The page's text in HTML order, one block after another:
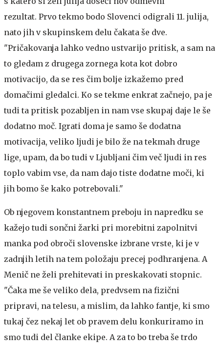
rezultat. Prvo tekmo bodo Slovenci odigrali 11. julija,
nato jih v skupinskem delu čakata še dve.
"Pričakovanja lahko vedno ustvarijo pritisk, a sam na
to gledam z drugega zornega kota kot dobro
motivacijo, da se res čim bolje izkažemo pred
domačimi gledalci. Ko se tekme enkrat začnejo, pa je
tudi ta pritisk pozabljen in nam vse skupaj daje le še
dodatno moč. Igrati doma je samo še dodatna
motivacija, veliko ljudi je bilo že na tekmah druge
lige, upam, da bo tudi v Ljubljani čim več ljudi in res
toplo vabim vse, da nam dajo tiste dodatne moči, ki
jih bomo še kako potrebovali."
Ob njegovem konstantnem preboju in napredku se
kažejo tudi sončni žarki pri morebitni zapolnitvi
manka pod obroči slovenske izbrane vrste, ki je v
zadnjih letih na tem položaju precej podhranjena. A
Menič ne želi prehitevati in preskakovati stopnic.
"Čaka me še veliko dela, predvsem na fizični
pripravi, na telesu, a mislim, da lahko fantje, ki smo
tukaj čez nekaj let ob pravem delu konkuriramo in
smo tudi del članke ekipe. A za to bo treba še trdo